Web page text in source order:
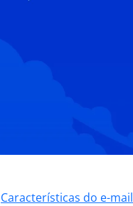
Características do e-mail